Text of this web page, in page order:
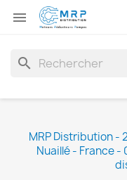

search
MRP Distribution -
Nuaillé - France -